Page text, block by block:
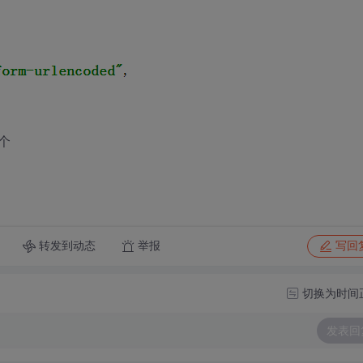
转发到动态 举报 写回
切换为时间
发表回